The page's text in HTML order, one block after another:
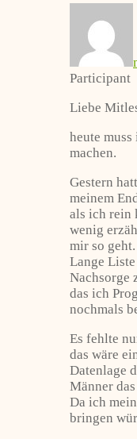
Participant
Liebe
heute
machen.
Gestern
meinem
als ich rein
wenig
mir so geht.
Lange
Nachsorge
das ich
nochmals
Es fehlte
das wäre
Datenlage
Männer
Da ich
bringen